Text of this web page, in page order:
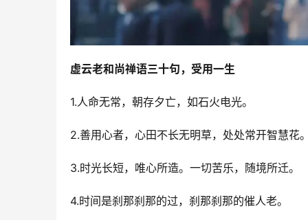
虚云老和尚禅语三十句，受用一生
1.人命无常，朝存夕亡，如石火电光。
2.善用心者，心田不长无明草，处处常开智慧
3.时光长短，唯心所造。一切苦乐，随境所迁。
4.时间是刹那刹那的过，刹那刹那的催人老。